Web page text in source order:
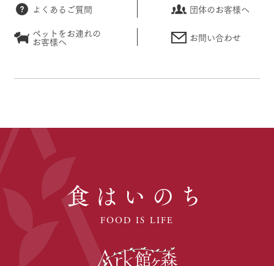
よくあるご質問
団体のお客様へ
ペットをお連れの
お客様へ お問い合わせ
食はいのち
FOOD IS LIFE